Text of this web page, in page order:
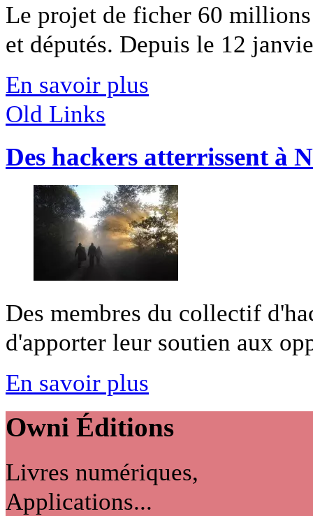
Le projet de ficher 60 millions
et députés. Depuis le 12
En savoir plus
Old Links
Des hackers atterrissent à
Des membres du collectif
d'apporter leur soutien aux
En savoir plus
Owni Éditions
Livres numériques,
Applications...